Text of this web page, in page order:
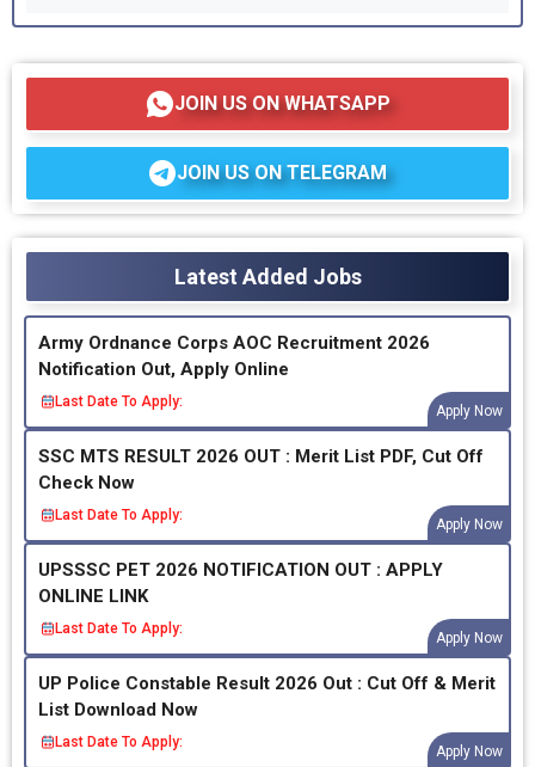
JOIN US ON WHATSAPP
JOIN US ON TELEGRAM
Latest Added Jobs
Army Ordnance Corps AOC Recruitment 2026
Notification Out, Apply Online
Last Date To Apply:
Apply Now
SSC MTS RESULT 2026 OUT : Merit List PDF, Cut Off
Check Now
Last Date To Apply:
Apply Now
UPSSSC PET 2026 NOTIFICATION OUT : APPLY
ONLINE LINK
Last Date To Apply:
Apply Now
UP Police Constable Result 2026 Out : Cut Off & Merit
List Download Now
Last Date To Apply:
Apply Now